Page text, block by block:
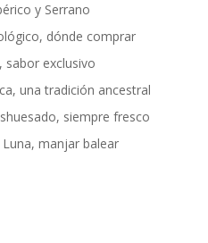
y Serrano
dónde comprar
sabor exclusivo
una tradición ancestral
siempre fresco
manjar balear